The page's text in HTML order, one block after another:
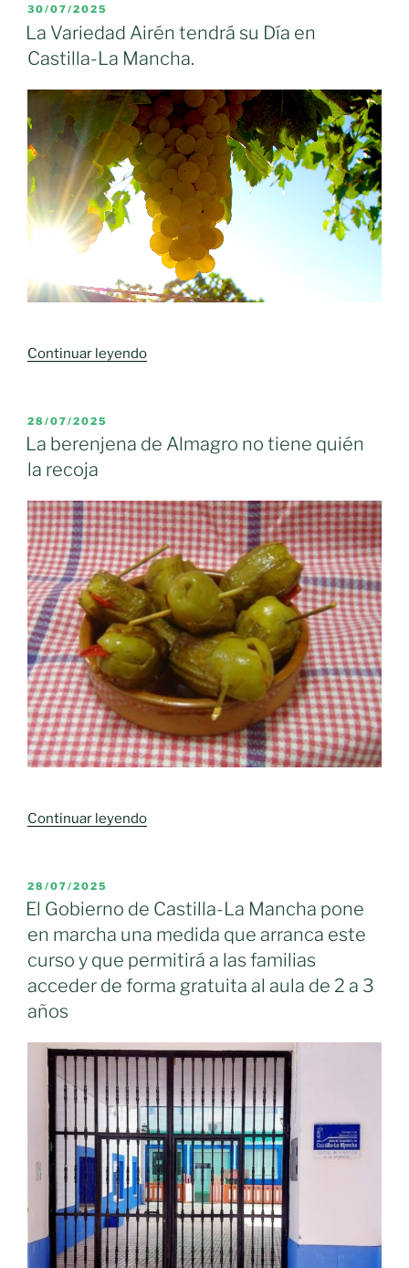
saborear
funerales
con
queso
y
vino
de
la
tierra,
una
nueva
decir
La
PUBLICADO
EL
30/07/2025
La Variedad Airén tendrá su Día en
Castilla-La Mancha.
Continuar leyendo«La
su
Castilla-
La
Mancha.»
PUBLICADO
EL
28/07/2025
La berenjena de Almagro no tiene quién
la recoja
Continuar leyendo«La
no
tiene
quién
la
recoja»
PUBLICADO
EL
28/07/2025
El Gobierno de Castilla-La Mancha pone
en marcha una medida que arranca este
curso y que permitirá a las familias
acceder de forma gratuita al aula de 2 a 3
años